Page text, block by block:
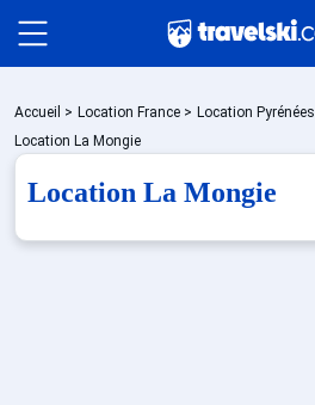
Packages
🚆Train de nuit
Accueil > Location France > Location Pyrénées
Location La Mongie
Location La Mongie